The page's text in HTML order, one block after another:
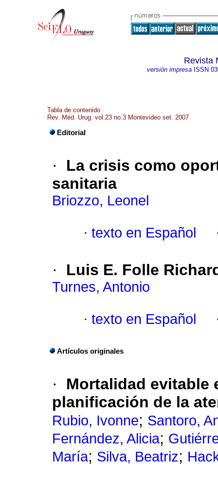
Revista
versión impresaISSN
Tabla de contenido
Rev. Méd. Urug. vol.23 no.3 Montevideo set. 2007
Editorial
·
La crisis como
sanitaria
Briozzo, Leonel
· texto en Español
· Luis E. Folle
Turnes, Antonio
· texto en Español
Artículos originales
·
Mortalidad evitable
planificación de la
Rubio, Ivonne; Santoro,
Fernández, Alicia;
María; Silva, Beatriz;